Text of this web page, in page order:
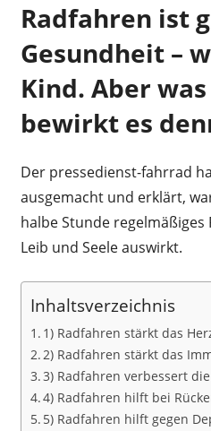
Radfahren ist
Gesundheit –
Kind. Aber
bewirkt es
Der pressedienst-fahrrad
ausgemacht und erklärt,
halbe Stunde
Leib und Seele auswirkt.
Inhaltsverzeichnis
1) Radfahren stärkt das
2) Radfahren stärkt das
3) Radfahren verbessert
4) Radfahren hilft bei
5) Radfahren hilft gegen